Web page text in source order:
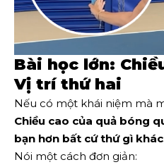
Bài học lớn:
Vị trí thứ hai
Nếu có một khái niệm mà
Chiều cao của quả bóng
bạn hơn bất cứ thứ gì
Nói một cách đơn giản: